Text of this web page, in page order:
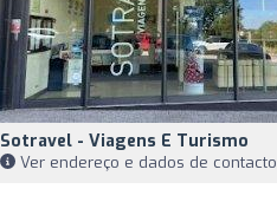
Sotravel - Viagens E Turismo
Ver endereço e dados de contacto